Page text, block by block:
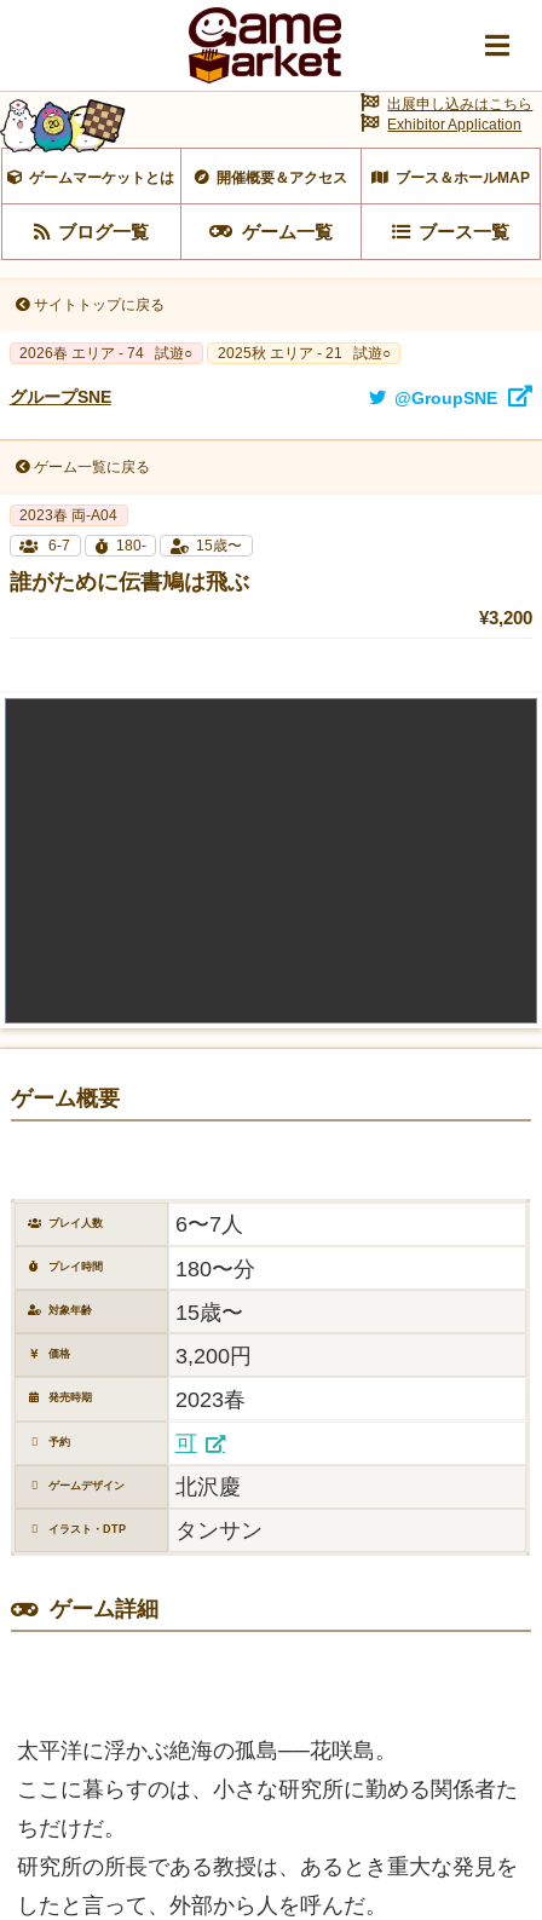
ゲームマーケットとは 開催概要＆アクセス ブース＆ホールMAP
ブログ一覧 ゲーム一覧 ブース一覧
出展申し込みはこちら
Exhibitor Application
サイトトップに戻る
2026春 エリア - 74 試遊○ 2025秋 エリア - 21 試遊○
グループSNE @GroupSNE
ゲーム一覧に戻る
2023春 両‐A04
6-7
180- 15歳〜
誰がために伝書鳩は飛ぶ
¥3,200
ゲーム概要
プレイ人数 6〜7人
プレイ時間 180〜分
対象年齢 15歳〜
価格 3,200円
発売時期 2023春
予約 可
ゲームデザイン 北沢慶
イラスト・DTP タンサン
ゲーム詳細
太平洋に浮かぶ絶海の孤島──花咲島。
ここに暮らすのは、小さな研究所に勤める関係者た
ちだけだ。
研究所の所長である教授は、あるとき重大な発見を
したと言って、外部から人を呼んだ。